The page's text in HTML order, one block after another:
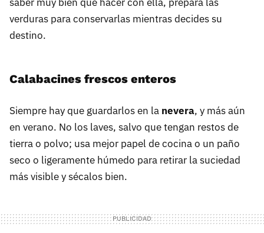
verduras para conservarlas mientras decides su
destino.
Calabacines frescos enteros
Siempre hay que guardarlos en la nevera, y más aún
en verano. No los laves, salvo que tengan restos de
tierra o polvo; usa mejor papel de cocina o un paño
seco o ligeramente húmedo para retirar la suciedad
más visible y sécalos bien.